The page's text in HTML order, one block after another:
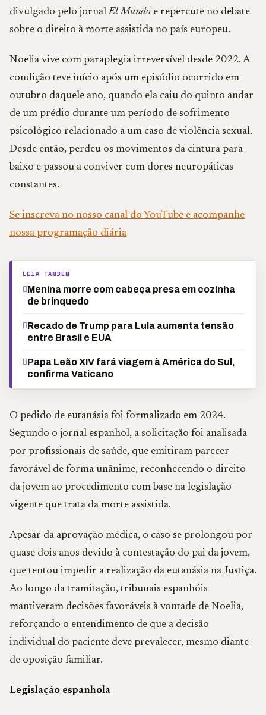
divulgado pelo jornal El Mundo e repercute no debate
sobre o direito à morte assistida no país europeu.
Noelia vive com paraplegia irreversível desde 2022. A
condição teve início após um episódio ocorrido em
outubro daquele ano, quando ela caiu do quinto andar
de um prédio durante um período de sofrimento
psicológico relacionado a um caso de violência sexual.
Desde então, perdeu os movimentos da cintura para
baixo e passou a conviver com dores neuropáticas
constantes.
Se inscreva no nosso canal do YouTube e acompanhe
nossa programação diária
LEIA TAMBÉM
Menina morre com cabeça presa em cozinha
de brinquedo
Recado de Trump para Lula aumenta tensão
entre Brasil e EUA
Papa Leão XIV fará viagem à América do Sul,
confirma Vaticano
O pedido de eutanásia foi formalizado em 2024.
Segundo o jornal espanhol, a solicitação foi analisada
por profissionais de saúde, que emitiram parecer
favorável de forma unânime, reconhecendo o direito
da jovem ao procedimento com base na legislação
vigente que trata da morte assistida.
Apesar da aprovação médica, o caso se prolongou por
quase dois anos devido à contestação do pai da jovem,
que tentou impedir a realização da eutanásia na Justiça.
Ao longo da tramitação, tribunais espanhóis
mantiveram decisões favoráveis à vontade de Noelia,
reforçando o entendimento de que a decisão
individual do paciente deve prevalecer, mesmo diante
de oposição familiar.
Legislação espanhola